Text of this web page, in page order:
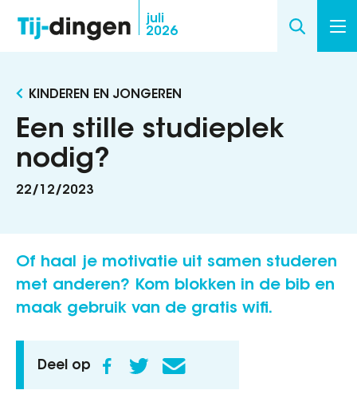
inhoud
gaan
juli
2026
KINDEREN EN JONGEREN
Een stille studieplek
nodig?
22/12/2023
Of haal je motivatie uit samen studeren
met anderen? Kom blokken in de bib en
maak gebruik van de gratis wifi.
Deel op